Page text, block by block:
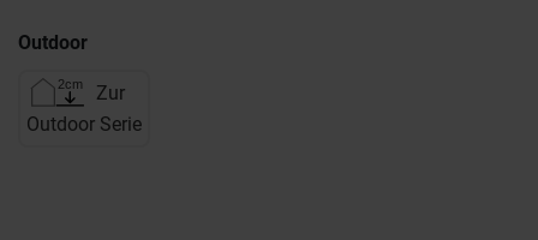
Outdoor
Zur
Outdoor Serie